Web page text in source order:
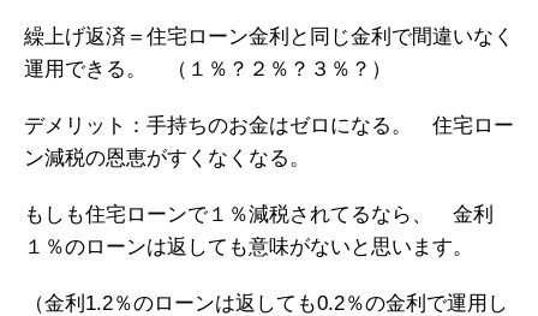
繰上げ返済＝住宅ローン金利と同じ金利で間違いなく
運用できる。 （１％？２％？３％？）
デメリット：手持ちのお金はゼロになる。 住宅ロー
ン減税の恩恵がすくなくなる。
もしも住宅ローンで１％減税されてるなら、 金利
１％のローンは返しても意味がないと思います。
（金利1.2％のローンは返しても0.2％の金利で運用し